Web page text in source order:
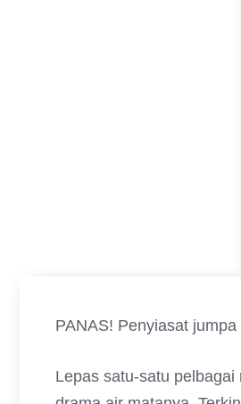
PANAS! Penyiasat
Lepas satu-satu